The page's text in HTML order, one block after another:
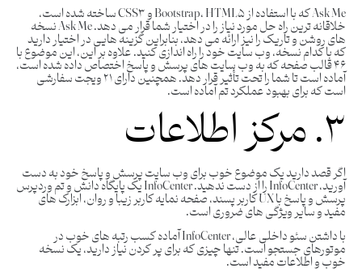
Ask Me که با استفاده از Bootstrap، HTML5 و CSS3 ساخته شده است،
خلاقانه ترین راه حل مورد نیاز را در اختیار شما قرار می دهد. Ask Me نسخه
‌های روشن و تاریک را نیز ارائه می ‌دهد، بنابراین گزینه ‌هایی در اختیار دارید
که با کدام نسخه، وب‌ سایت خود را راه‌ اندازی کنید. علاوه بر این، این موضوع با
۴۶ قالب صفحه که به وب سایت های پرسش و پاسخ اختصاص داده شده است،
آماده است تا شما را تحت تأثیر قرار دهد. همچنین دارای ۲۱ ویجت سفارشی
است که برای بهبود عملکرد تم آماده است.
۳. مرکز اطلاعات
اگر قصد دارید یک موضوع خوب برای وب سایت پرسش و پاسخ خود به دست
آورید، InfoCenter را از دست ندهید. InfoCenter یک پایگاه دانش و تم وردپرس
پرسش و پاسخ با UX کاربر پسند، صفحه نمایه کاربر زیبا و روان، ابزارک های
مفید و سایر ویژگی های ضروری است.
با داشتن سئو داخلی عالی، InfoCenter آماده کسب رتبه های خوب در
موتورهای جستجو است. تنها چیزی که برای پر کردن نیاز دارید، یک نسخه
خوب و اطلاعات مفید است.